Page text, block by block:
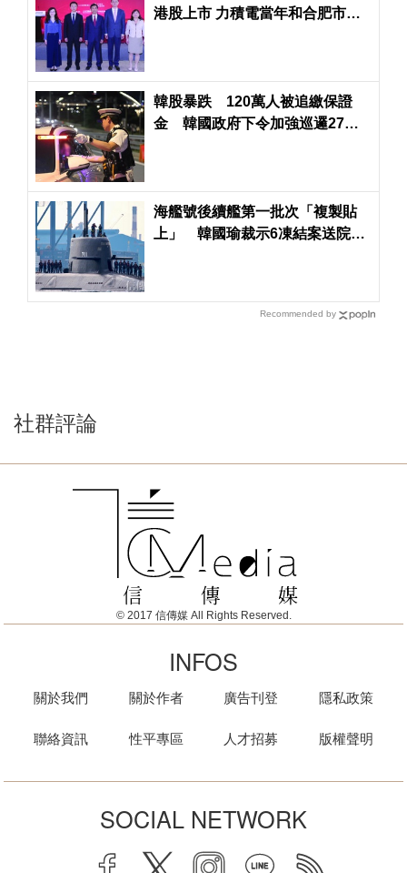
港股上市 力積電當年和合肥市政
韓股暴跌 120萬人被追繳保證
金 韓國政府下令加強巡邏27座
海艦號後續艦第一批次「複製貼
上」 韓國瑜裁示6凍結案送院會
Recommended by
社群評論
© 2017 信傳媒 All Rights Reserved.
INFOS
關於我們
聯絡資訊
關於作者
性平專區
廣告刊登
人才招募
隱私政策
版權聲明
SOCIAL NETWORK
facebook twitter instagram